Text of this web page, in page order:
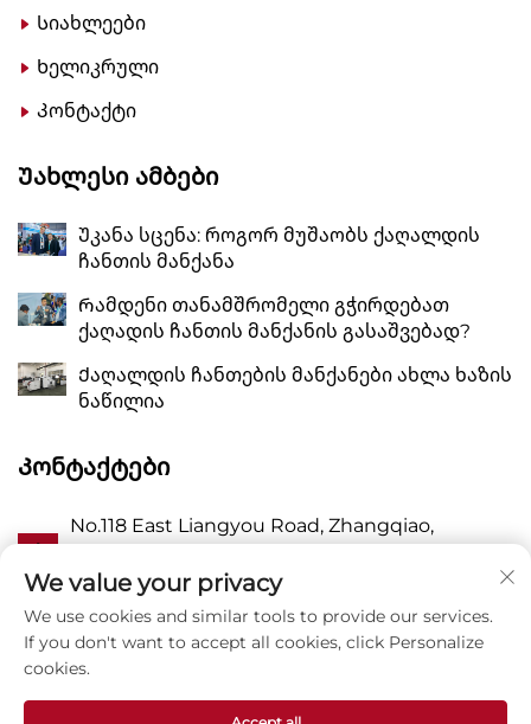
Სიახლეები
Ხელიკრული
Კონტაქტი
Უახლესი Ამბები
Უკანა სცენა: როგორ მუშაობს ქაღალდის
ჩანთის მანქანა
Რამდენი თანამშრომელი გჭირდებათ
ქაღადის ჩანთის მანქანის გასაშვებად?
Ქაღალდის ჩანთების მანქანები ახლა ხაზის
ნაწილია
Კონტაქტები
No.118 East Liangyou Road, Zhangqiao,
Zhejiang P.R. China 325409
Პ 8615988795434
We value your privacy
We use cookies and similar tools to provide our services.
If you don't want to accept all cookies, click Personalize
cookies.